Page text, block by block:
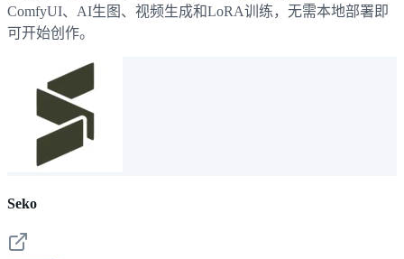
ComfyUI、AI生图、视频生成和LoRA训练，无需本地部署即
可开始创作。
Seko